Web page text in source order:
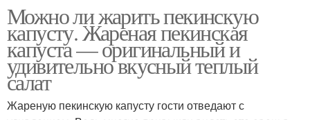
Можно ли жарить пекинскую
капусту. Жареная пекинская
капуста — оригинальный и
удивительно вкусный теплый
салат
Жареную пекинскую капусту гости отведают с